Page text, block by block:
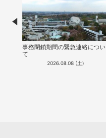
事務閉鎖期間の緊急連絡につい
て
2026.08.08 (土)
Prev